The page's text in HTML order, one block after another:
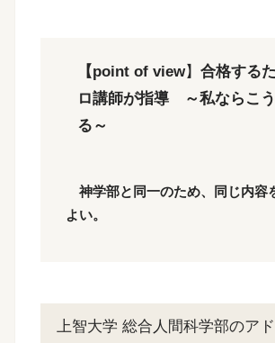
【point of view】合格する
ロ講師が指導 ～私ならこ
る～
神学部と同一のため、同じ内容
よい。
上智大学 総合人間科学部のア